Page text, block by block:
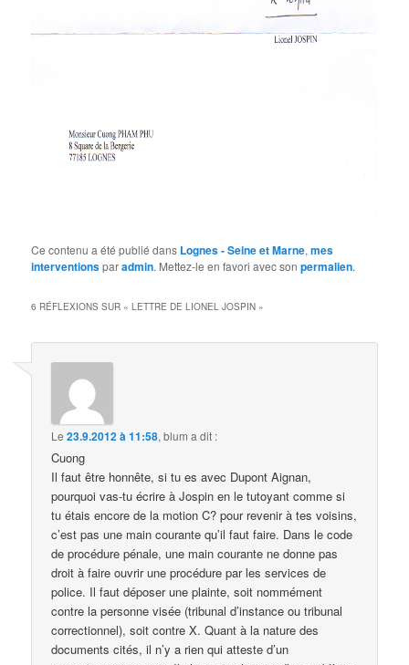
Ce contenu a été publié dans Lognes - Seine et Marne,mes
interventionsparadmin. Mettez-le en favori avec sonpermalien.
6 RÉFLEXIONS SUR «LETTRE DE LIONEL JOSPIN »
Le23.9.2012 à 11:58,blum a dit :
Cuong
Il faut être honnête, si tu es avec Dupont Aignan,
pourquoi vas-tu écrire à Jospin en le tutoyant comme si
tu étais encore de la motion C? pour revenir à tes voisins,
c’est pas une main courante qu’il faut faire. Dans le code
de procédure pénale, une main courante ne donne pas
droit à faire ouvrir une procédure par les services de
police. Il faut déposer une plainte, soit nommément
contre la personne visée (tribunal d’instance ou tribunal
correctionnel), soit contre X. Quant à la nature des
documents cités, il n’y a rien qui atteste d’un